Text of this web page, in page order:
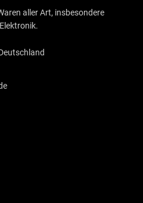
aller Art, insbesondere